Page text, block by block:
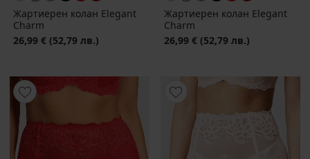
Жартиерен колан Elegant
Charm
26,99 € (52,79 лв.)
Жартиерен колан Elegant
Charm
26,99 € (52,79 лв.)